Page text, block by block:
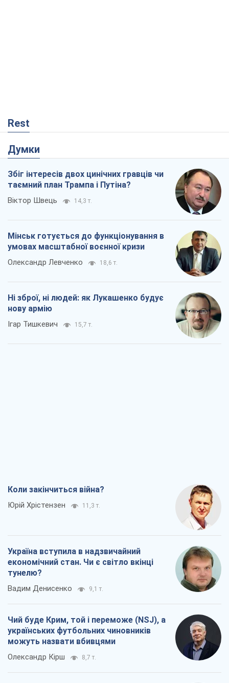
Rest
Думки
Збіг інтересів двох цинічних гравців чи
таємний план Трампа і Путіна?
Віктор Швець 14,3 т.
Мінськ готується до функціонування в
умовах масштабної воєнної кризи
Олександр Левченко 18,6 т.
Ні зброї, ні людей: як Лукашенко будує
нову армію
Ігар Тишкевич 15,7 т.
Коли закінчиться війна?
Юрій Хрістензен 11,3 т.
Україна вступила в надзвичайний
економічний стан. Чи є світло вкінці
тунелю?
Вадим Денисенко 9,1 т.
Чий буде Крим, той і переможе (NSJ), а
українських футбольних чиновників
можуть назвати вбивцями
Олександр Кірш 8,7 т.